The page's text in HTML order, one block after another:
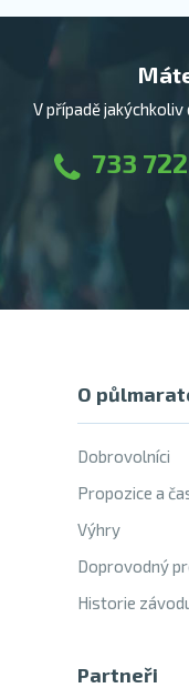
V případě
733
O
Dobrovolníci
Propozice a
Výhry
Doprovodný
Historie
Partneři